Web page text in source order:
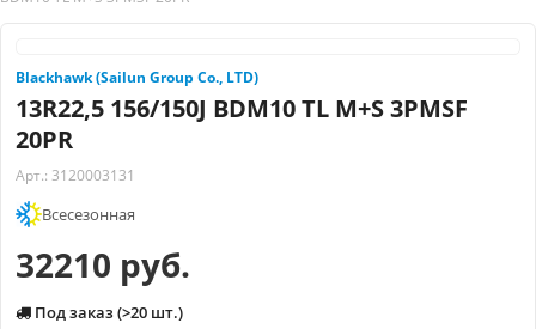
Blackhawk (Sailun Group Co., LTD)
13R22,5 156/150J BDM10 TL M+S 3PMSF
20PR
Арт.: 3120003131
Всесезонная
32210 руб.
Под заказ (>20 шт.)